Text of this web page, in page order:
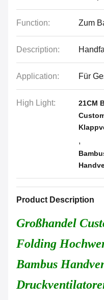
Function: Zum
Description:
Application: Für
High Light: 21CM
,
Product Description
Großhandel
Folding
Bambus